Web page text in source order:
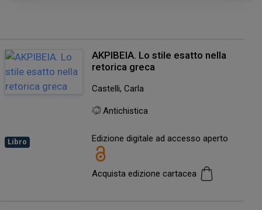
Libro
ΑΚΡΙΒΕΙΑ. Lo stile esatto nella
retorica greca
Castelli, Carla
Antichistica
Edizione digitale ad accesso aperto
Acquista edizione cartacea